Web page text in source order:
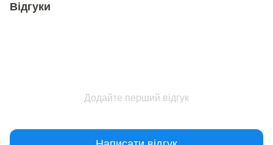
Відгуки
Додайте перший відгук